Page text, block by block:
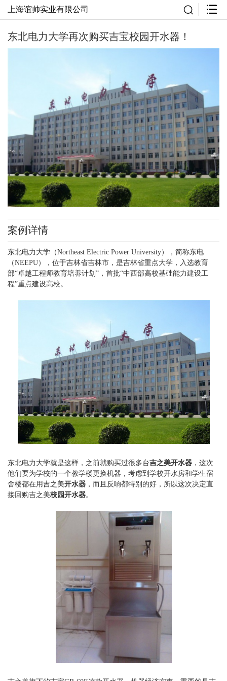
上海谊帅实业有限公司
东北电力大学再次购买吉宝校园开水器！
案例详情
东北电力大学（Northeast Electric Power University），简称东电
（NEEPU），位于吉林省吉林市，是吉林省重点大学，入选教育
部“卓越工程师教育培养计划”，首批“中西部高校基础能力建设工
程”重点建设高校。
东北电力大学就是这样，之前就购买过很多台吉之美开水器 ，这次
他们要为学校的一个教学楼更换机器，考虑到学校开水房和学生宿
舍楼都在用吉之美开水器 ，而且反响都特别的好，所以这次决定直
接回购吉之美校园开水器。